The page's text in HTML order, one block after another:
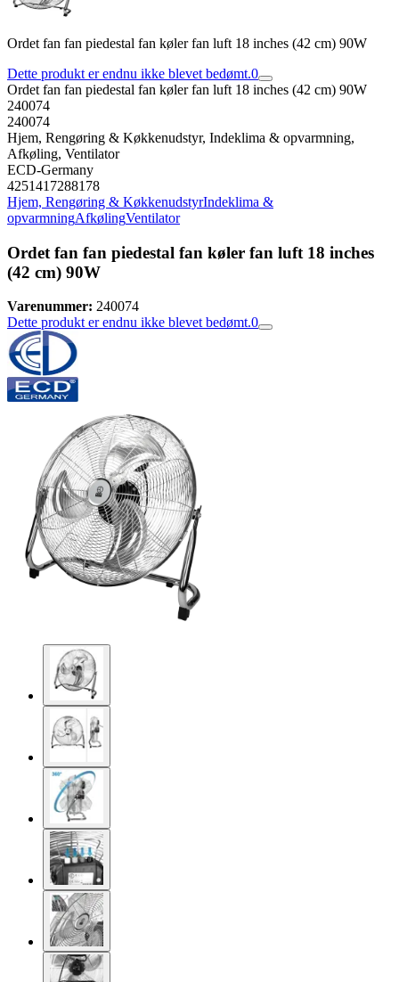
Ordet fan fan piedestal fan køler fan luft 18 inches (42 cm) 90W
Dette produkt er endnu ikke blevet bedømt.0
Ordet fan fan piedestal fan køler fan luft 18 inches (42 cm) 90W
240074
240074
Hjem, Rengøring & Køkkenudstyr, Indeklima & opvarmning,
Afkøling, Ventilator
ECD-Germany
4251417288178
Hjem, Rengøring & KøkkenudstyrIndeklima &
opvarmningAfkølingVentilator
Ordet fan fan piedestal fan køler fan luft 18 inches
(42 cm) 90W
Varenummer: 240074
Dette produkt er endnu ikke blevet bedømt.0